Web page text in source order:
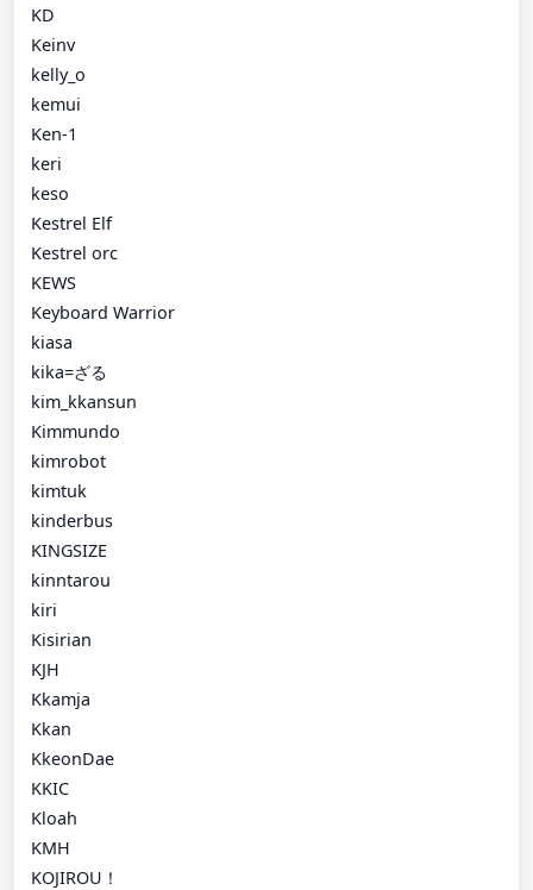
KD
Keinv
kelly_o
kemui
Ken-1
keri
keso
Kestrel Elf
Kestrel orc
KEWS
Keyboard Warrior
kiasa
kika=ざる
kim_kkansun
Kimmundo
kimrobot
kimtuk
kinderbus
KINGSIZE
kinntarou
kiri
Kisirian
KJH
Kkamja
Kkan
KkeonDae
KKIC
Kloah
KMH
KOJIROU！